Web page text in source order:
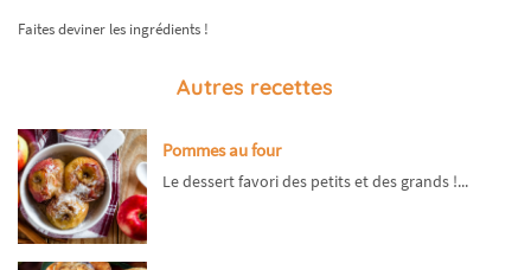
Faites deviner les ingrédients !
Autres recettes
Pommes au four
Le dessert favori des petits et des grands !...